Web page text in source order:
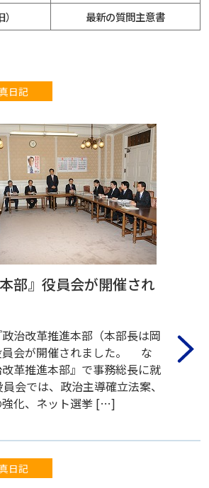
最新の質問主意書
日記
部』役員会が開催され
治改革推進本部（本部長は岡
員会が開催されました。 な
革推進本部』で事務総長に就
会では、政治主導確立法案、
強化、ネット選挙 […]
日記